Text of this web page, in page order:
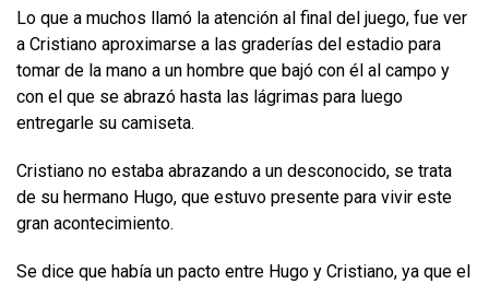
Lo que a muchos llamó la atención al final del juego, fue ver
a Cristiano aproximarse a las graderías del estadio para
tomar de la mano a un hombre que bajó con él al campo y
con el que se abrazó hasta las lágrimas para luego
entregarle su camiseta.
Cristiano no estaba abrazando a un desconocido, se trata
de su hermano Hugo, que estuvo presente para vivir este
gran acontecimiento.
Se dice que había un pacto entre Hugo y Cristiano, ya que el